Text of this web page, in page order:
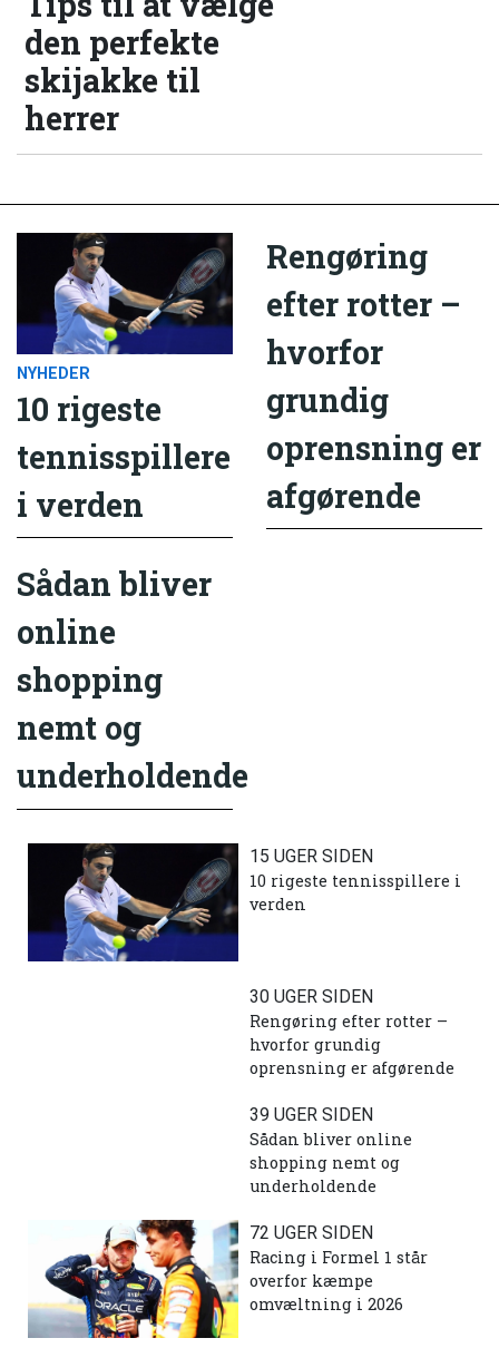
den perfekte
skijakke til
herrer
NYHEDER
10 rigeste
tennisspillere
i verden
Rengøring
efter rotter –
hvorfor
grundig
oprensning er
afgørende
Sådan bliver
online
shopping
nemt og
underholdende
15 UGER SIDEN
10 rigeste tennisspillere i
verden
30 UGER SIDEN
Rengøring efter rotter –
hvorfor grundig
oprensning er afgørende
39 UGER SIDEN
Sådan bliver online
shopping nemt og
underholdende
72 UGER SIDEN
Racing i Formel 1 står
overfor kæmpe
omvæltning i 2026